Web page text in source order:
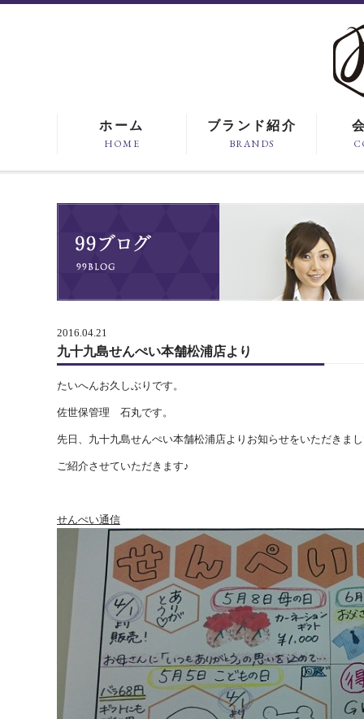
ホーム
HOME
ブランド紹介
BRANDS
2016.04.21
九十九島せんぺい本舗松浦店より
たいへんお久しぶりです。
佐世保管理 石丸です。
先日、九十九島せんぺい本舗松浦店よりお知らせをいただきま
ご紹介させていただきます♪
せんぺい通信